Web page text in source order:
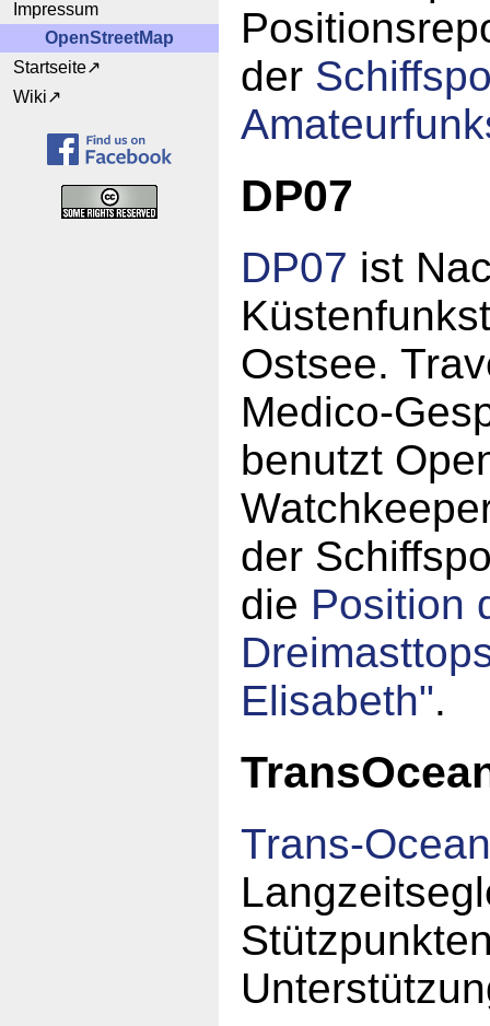
Impressum
OpenStreetMap
Startseite
Wiki
der
DP07
DP07 ist
Ostsee.
Medico-
benutzt
der
die Position
Elisabeth".
Trans-Ocean